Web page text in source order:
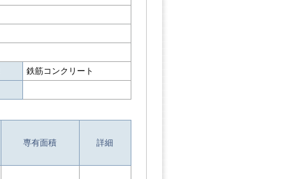
鉄筋コンクリート
専有面積 詳細